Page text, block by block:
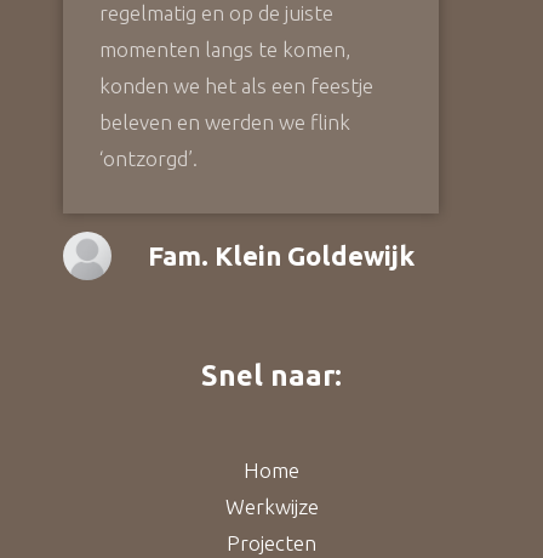
regelmatig en op de juiste
momenten langs te komen,
konden we het als een feestje
beleven en werden we flink
‘ontzorgd’.
Fam. Klein Goldewijk
Snel naar:
Home
Werkwijze
Projecten